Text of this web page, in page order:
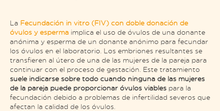
La Fecundación in vitro (FIV) con doble donación de
óvulos y esperma implica el uso de óvulos de una donante
anónima y esperma de un donante anónimo para fecundar
los óvulos en el laboratorio. Los embriones resultantes se
transfieren al útero de una de las mujeres de la pareja para
continuar con el proceso de gestación. Este tratamiento
suele indicarse sobre todo cuando ninguna de las mujeres
de la pareja puede proporcionar óvulos viables para la
fecundación debido a problemas de infertilidad severos que
afectan la calidad de los óvulos.